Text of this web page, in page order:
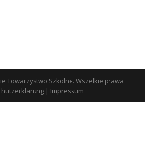
Towarzystwo Szkolne. Wszelkie prawa
| Impressum